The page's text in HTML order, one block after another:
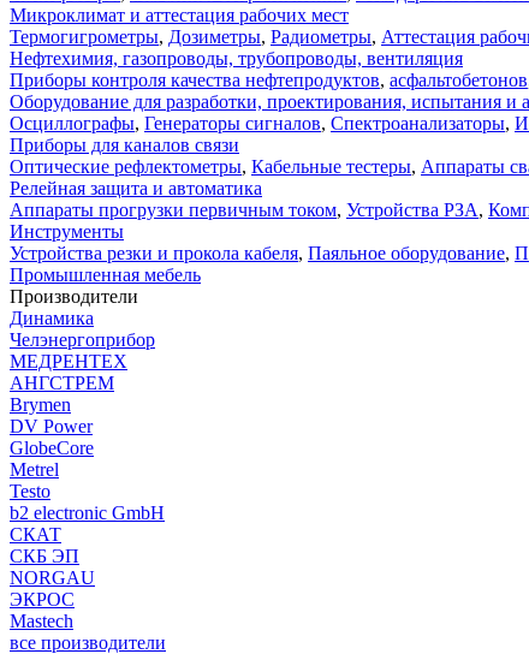
Микроклимат и аттестация рабочих мест
Термогигрометры, Дозиметры, Радиометры, Аттестация
Нефтехимия, газопроводы, трубопроводы, вентиляция
Приборы контроля качества нефтепродуктов, асфальтобетонов
Оборудование для разработки, проектирования, испытания и
Осциллографы, Генераторы сигналов, Спектроанализаторы,
Приборы для каналов связи
Оптические рефлектометры, Кабельные тестеры, Аппараты
Релейная защита и автоматика
Аппараты прогрузки первичным током, Устройства РЗА,
Инструменты
Устройства резки и прокола кабеля, Паяльное оборудование,
Промышленная мебель
Производители
Динамика
Челэнергоприбор
МЕДРЕНТЕХ
АНГСТРЕМ
Brymen
DV Power
GlobeCore
Metrel
Testo
b2 electronic GmbH
СКАТ
СКБ ЭП
NORGAU
ЭКРОС
Mastech
все производители